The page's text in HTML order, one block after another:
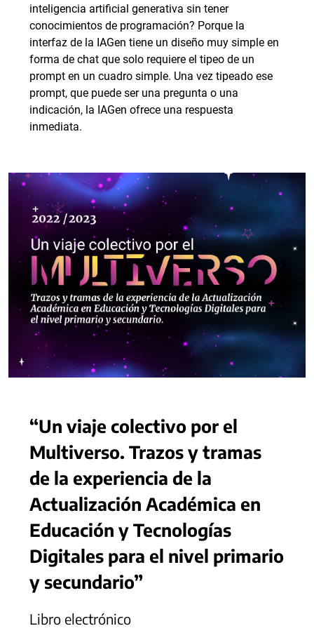
inteligencia artificial generativa sin tener
conocimientos de programación? Porque la
interfaz de la IAGen tiene un diseño muy simple en
forma de chat que solo requiere el tipeo de un
prompt en un cuadro simple. Una vez tipeado ese
prompt, que puede ser una pregunta o una
indicación, la IAGen ofrece una respuesta
inmediata.
“Un viaje colectivo por el
Multiverso. Trazos y tramas
de la experiencia de la
Actualización Académica en
Educación y Tecnologías
Digitales para el nivel primario
y secundario”
Libro electrónico